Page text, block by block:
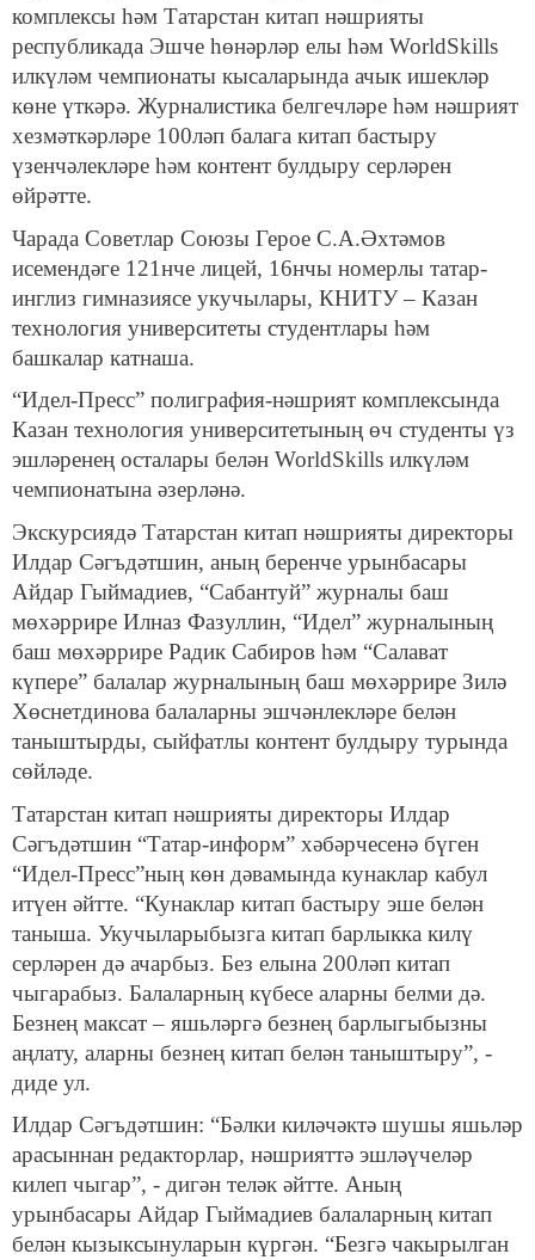
комплексы һәм Татарстан китап нәшрияты
республикада Эшче һөнәрләр елы һәм WorldSkills
илкүләм чемпионаты кысаларында ачык ишекләр
көне үткәрә. Журналистика белгечләре һәм нәшрият
хезмәткәрләре 100ләп балага китап бастыру
үзенчәлекләре һәм контент булдыру серләрен
өйрәтте.
Чарада Советлар Союзы Герое С.А.Әхтәмов
исемендәге 121нче лицей, 16нчы номерлы татар-
инглиз гимназиясе укучылары, КНИТУ – Казан
технология университеты студентлары һәм
башкалар катнаша.
“Идел-Пресс” полиграфия-нәшрият комплексында
Казан технология университетының өч студенты үз
эшләренең осталары белән WorldSkills илкүләм
чемпионатына әзерләнә.
Экскурсиядә Татарстан китап нәшрияты директоры
Илдар Сәгъдәтшин, аның беренче урынбасары
Айдар Гыймадиев, “Сабантуй” журналы баш
мөхәррире Илназ Фазуллин, “Идел” журналының
баш мөхәррире Радик Сабиров һәм “Салават
күпере” балалар журналының баш мөхәррире Зилә
Хөснетдинова балаларны эшчәнлекләре белән
таныштырды, сыйфатлы контент булдыру турында
сөйләде.
Татарстан китап нәшрияты директоры Илдар
Сәгъдәтшин “Татар-информ” хәбәрчесенә бүген
“Идел-Пресс”ның көн дәвамында кунаклар кабул
итүен әйтте. “Кунаклар китап бастыру эше белән
таныша. Укучыларыбызга китап барлыкка килү
серләрен дә ачарбыз. Без елына 200ләп китап
чыгарабыз. Балаларның күбесе аларны белми дә.
Безнең максат – яшьләргә безнең барлыгыбызны
аңлату, аларны безнең китап белән таныштыру”, -
диде ул.
Илдар Сәгъдәтшин: “Бәлки киләчәктә шушы яшьләр
арасыннан редакторлар, нәшрияттә эшләүчеләр
килеп чыгар”, - дигән теләк әйтте. Аның
урынбасары Айдар Гыймадиев балаларның китап
белән кызыксынуларын күргән. “Безгә чакырылган